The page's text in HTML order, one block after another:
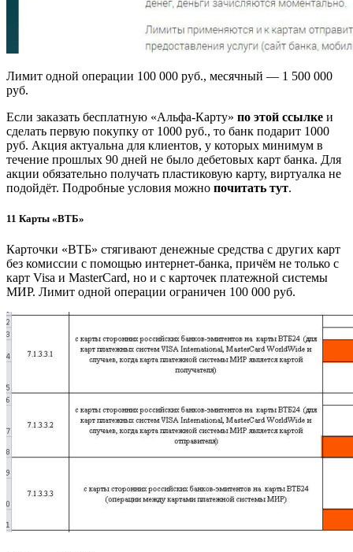
Лимит одной операции 100 000 руб., месячный — 1 500 000
руб.
Если заказать бесплатную «Альфа-Карту» по этой ссылке и
сделать первую покупку от 1000 руб., то банк подарит 1000
руб. Акция актуальна для клиентов, у которых минимум в
течение прошлых 90 дней не было дебетовых карт банка. Для
акции обязательно получать пластиковую карту, виртуалка не
подойдёт. Подробные условия можно почитать тут.
11 Карты «ВТБ»
Карточки «ВТБ» стягивают денежные средства с других карт
без комиссии с помощью интернет-банка, причём не только с
карт Visa и MasterCard, но и с карточек платежной системы
МИР. Лимит одной операции ограничен 100 000 руб.